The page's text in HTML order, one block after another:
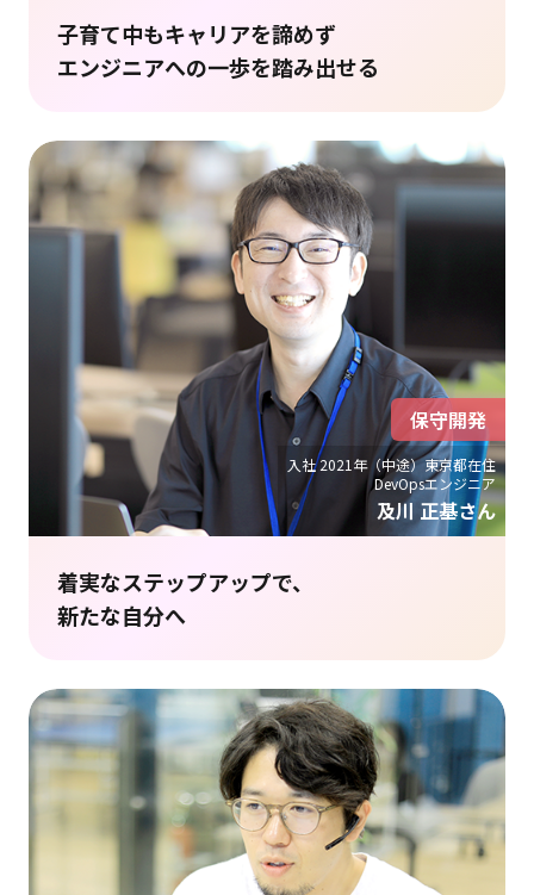
子育て中もキャリアを諦めず
エンジニアへの一歩を踏み出せる
入社 2021年（中途）東京都在住
DevOpsエンジニア
及川 正基さん
保守開発
着実なステップアップで、
新たな自分へ